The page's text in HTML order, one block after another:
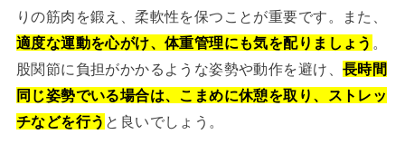
りの筋肉を鍛え、柔軟性を保つことが重要です。また、
適度な運動を心がけ、体重管理にも気を配りましょう 。
股関節に負担がかかるような姿勢や動作を避け、 長時間
同じ姿勢でいる場合は、こまめに休憩を取り、ストレッ
チなどを行う と良いでしょう。